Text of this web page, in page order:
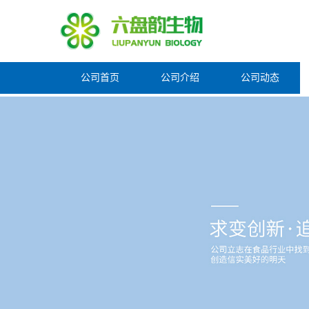
公司首页 公司介绍 公司动态